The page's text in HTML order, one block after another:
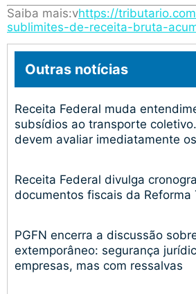
Saiba mais:vhttps://
sublimites-de-receita-bruta-
Outras notícias
Receita Federal muda
subsídios ao transporte
devem avaliar imediatamente
Receita Federal divulga
documentos fiscais da Reforma
PGFN encerra a discussão
extemporâneo: segurança
empresas, mas com ressalvas